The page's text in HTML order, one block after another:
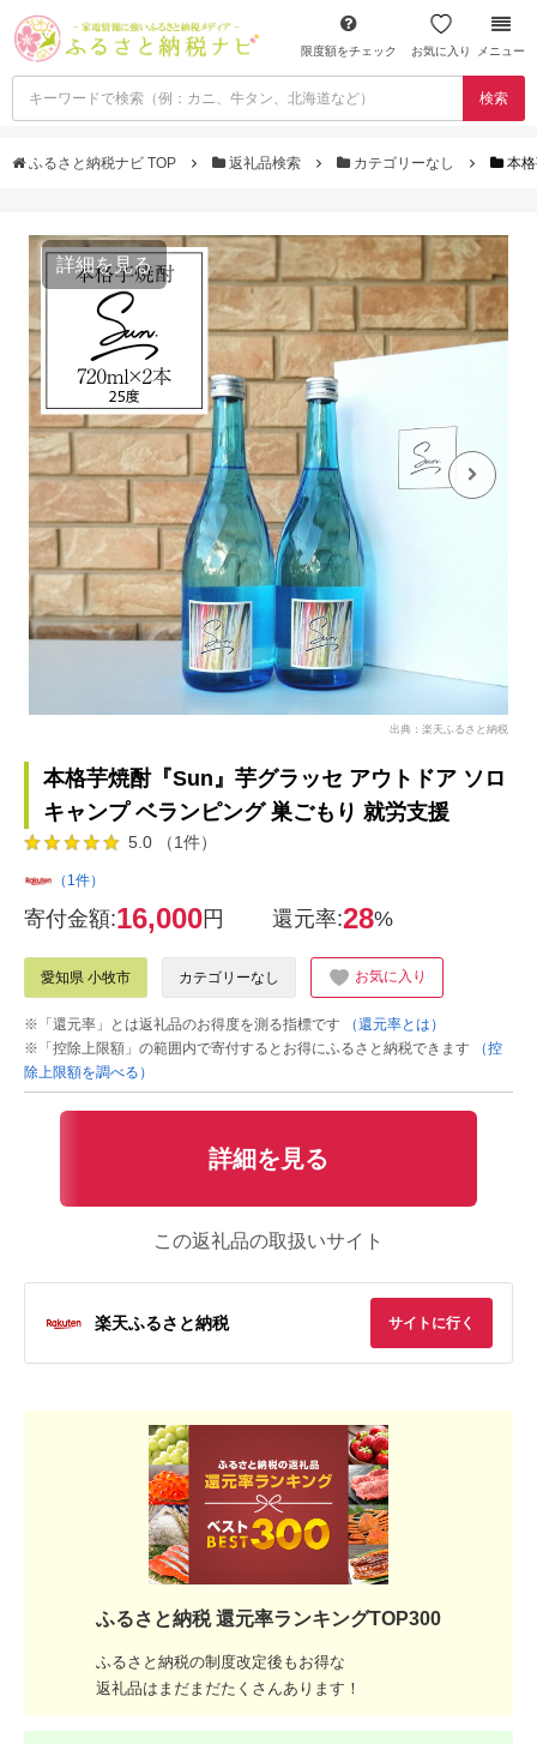
限度額をチェック お気に入り メニュー
検索
ふるさと納税ナビ TOP 返礼品検索 カテゴリーなし 本
詳細を見る
出典：楽天ふるさと納税
本格芋焼酎『Sun』芋グラッセ アウトドア ソロ
キャンプ ベランピング 巣ごもり 就労支援
5.0 （1件）
（1件）
寄付金額:16,000円 還元率:28%
愛知県 小牧市 カテゴリーなし お気に入り
※「還元率」とは返礼品のお得度を測る指標です
（還元率とは）
※「控除上限額」の範囲内で寄付するとお得にふるさと納税できます
（控
除上限額を調べる）
詳細を見る
この返礼品の取扱いサイト
楽天ふるさと納税 サイトに行く
ふるさと納税 還元率ランキングTOP300
ふるさと納税の制度改定後もお得な
返礼品はまだまだたくさんあります！